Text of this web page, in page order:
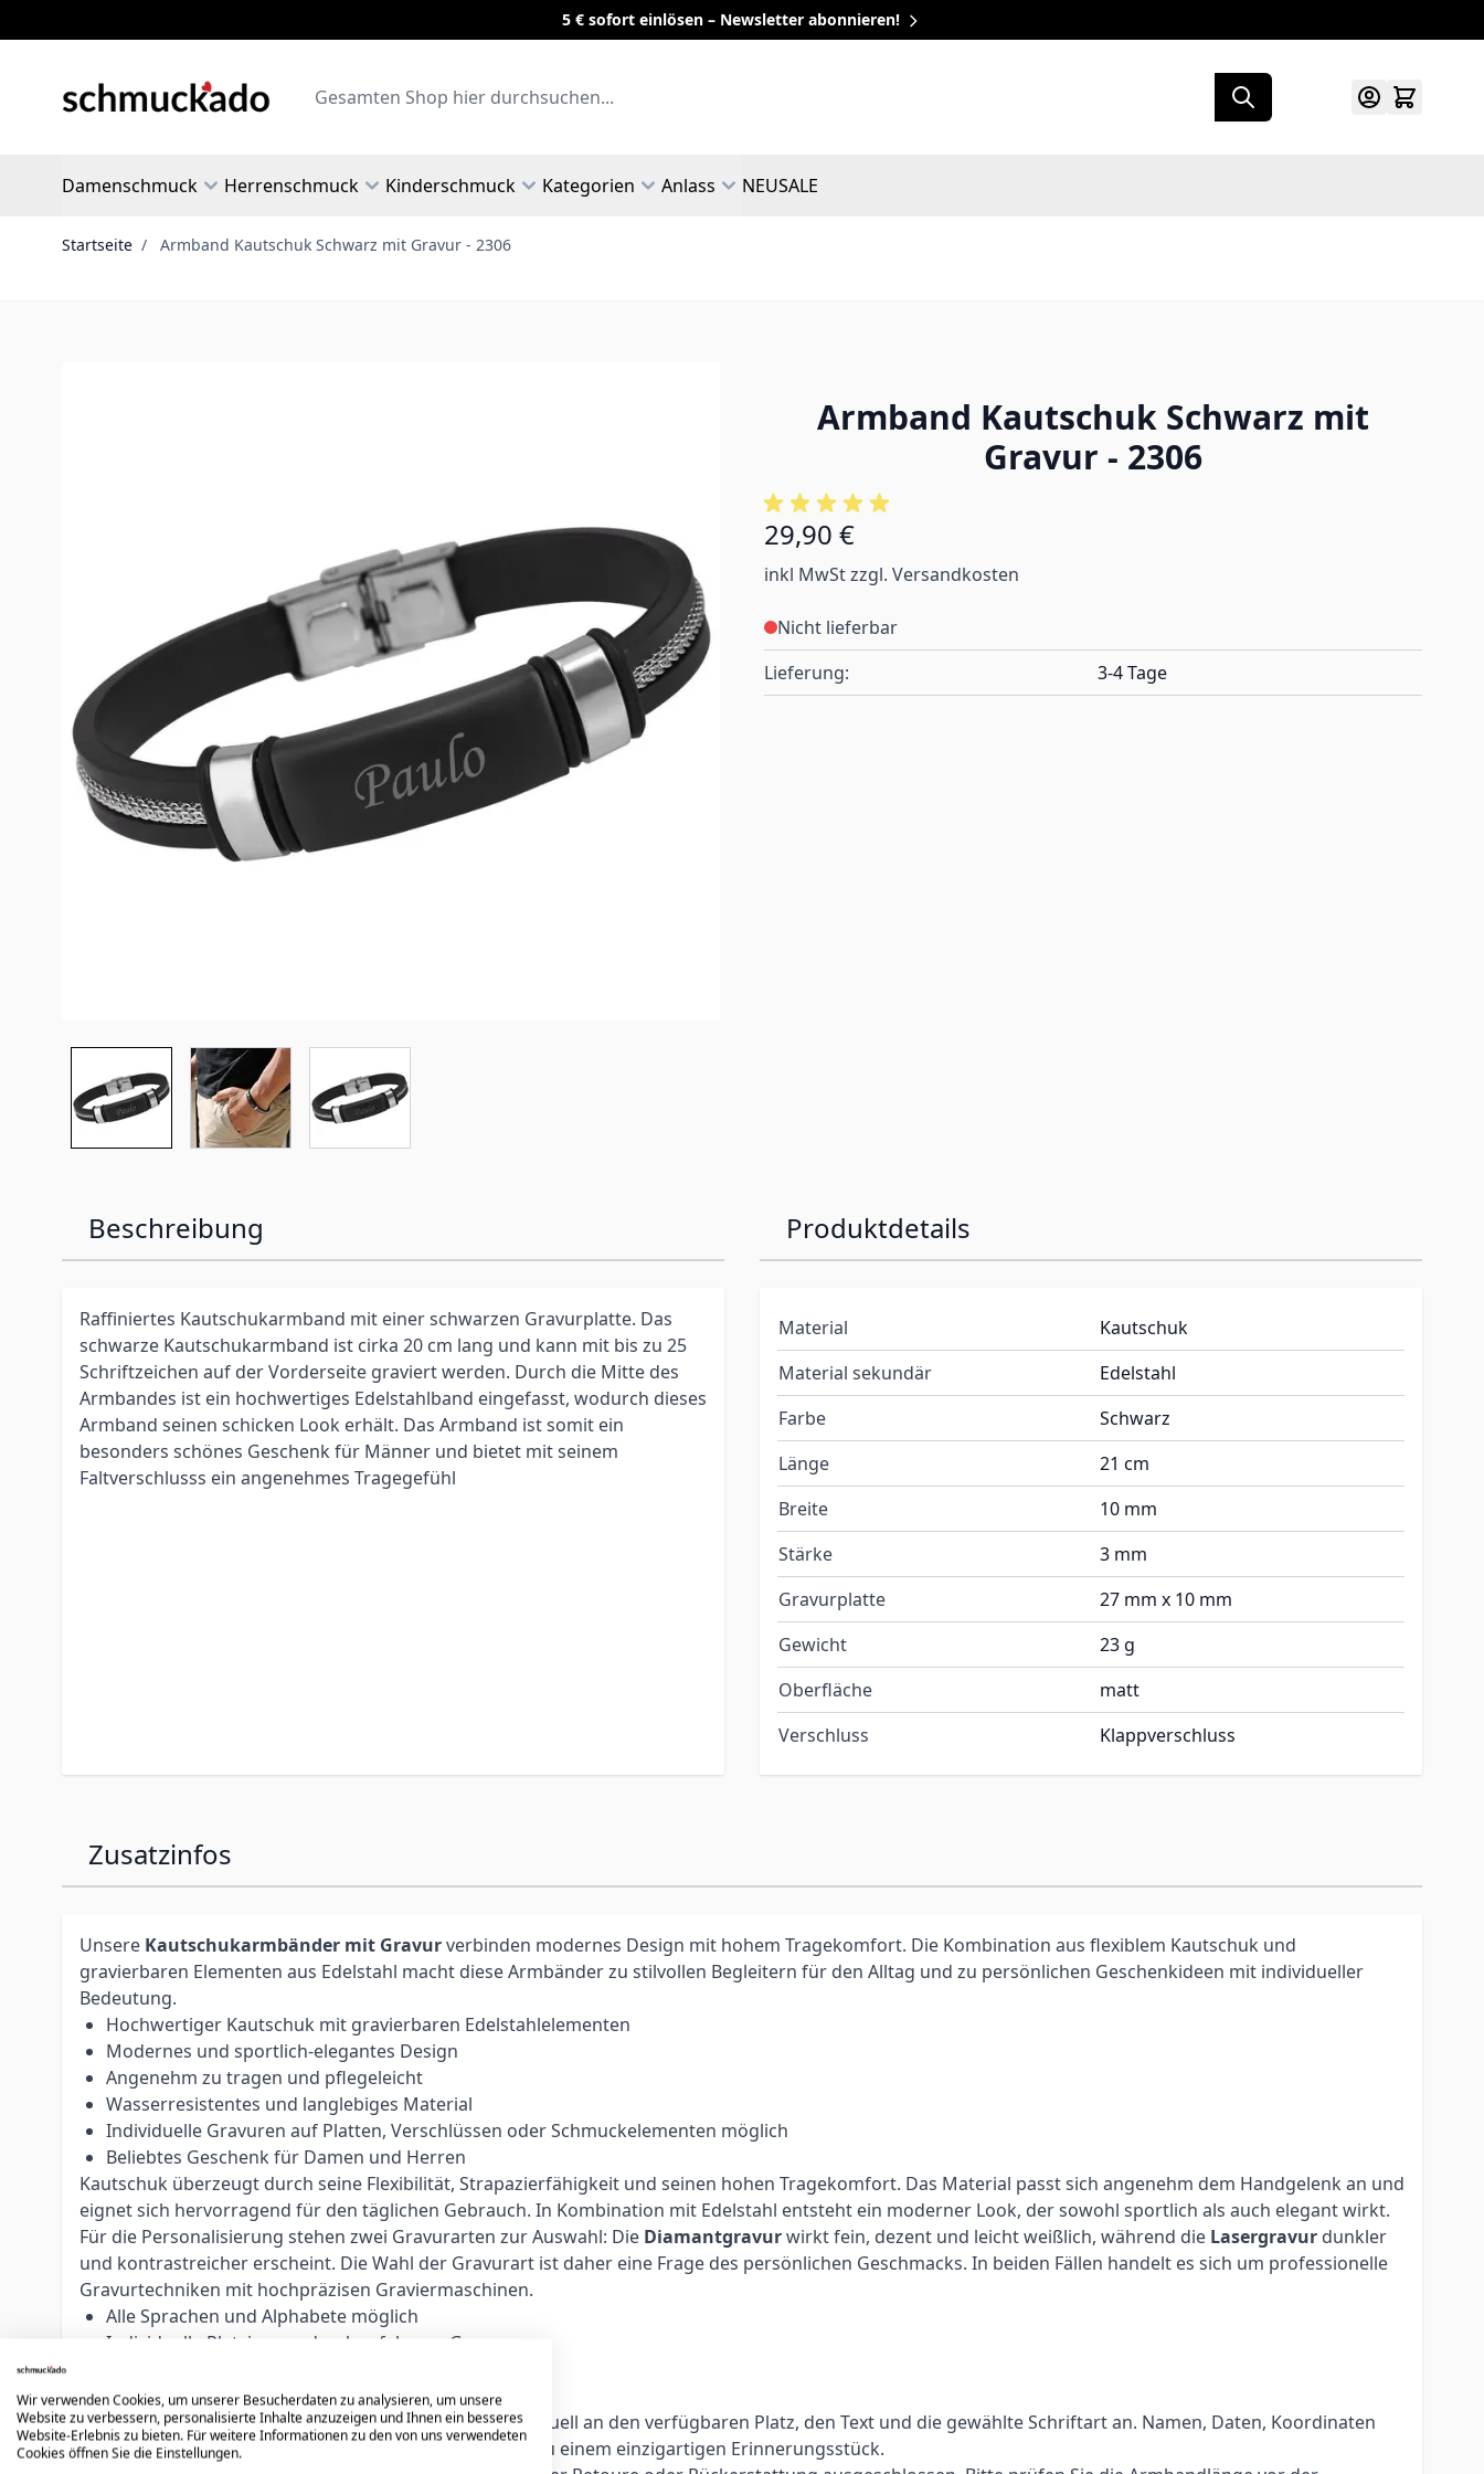
5 € sofort einlösen – Newsletter abonnieren!
Search
Damenschmuck Herrenschmuck Kinderschmuck Kategorien Anlass NEUSALE
Startseite / Armband Kautschuk Schwarz mit Gravur - 2306
Armband Kautschuk Schwarz mit
Gravur - 2306
29,90 €
inkl MwSt zzgl. Versandkosten
Nicht lieferbar
Lieferung:
3-4 Tage
Beschreibung
Raffiniertes Kautschukarmband mit einer schwarzen Gravurplatte. Das
schwarze Kautschukarmband ist cirka 20 cm lang und kann mit bis zu 25
Schriftzeichen auf der Vorderseite graviert werden. Durch die Mitte des
Armbandes ist ein hochwertiges Edelstahlband eingefasst, wodurch dieses
Armband seinen schicken Look erhält. Das Armband ist somit ein
besonders schönes Geschenk für Männer und bietet mit seinem
Faltverschlusss ein angenehmes Tragegefühl
Produktdetails
Material
Kautschuk
Material sekundär
Edelstahl
Farbe
Schwarz
Länge
21 cm
Breite
10 mm
Stärke
3 mm
Gravurplatte
27 mm x 10 mm
Gewicht
23 g
Oberfläche
matt
Verschluss
Klappverschluss
Zusatzinfos
Unsere Kautschukarmbänder mit Gravurverbinden modernes Design mit hohem Tragekomfort. Die Kombination aus flexiblem Kautschuk und
gravierbaren Elementen aus Edelstahl macht diese Armbänder zu stilvollen Begleitern für den Alltag und zu persönlichen Geschenkideen mit individueller
Bedeutung.
Hochwertiger Kautschuk mit gravierbaren Edelstahlelementen
Modernes und sportlich-elegantes Design
Angenehm zu tragen und pflegeleicht
Wasserresistentes und langlebiges Material
Individuelle Gravuren auf Platten, Verschlüssen oder Schmuckelementen möglich
Beliebtes Geschenk für Damen und Herren
Kautschuk überzeugt durch seine Flexibilität, Strapazierfähigkeit und seinen hohen Tragekomfort. Das Material passt sich angenehm dem Handgelenk an und
eignet sich hervorragend für den täglichen Gebrauch. In Kombination mit Edelstahl entsteht ein moderner Look, der sowohl sportlich als auch elegant wirkt.
Für die Personalisierung stehen zwei Gravurarten zur Auswahl: Die Diamantgravurwirkt fein, dezent und leicht weißlich, während die Lasergravur dunkler
und kontrastreicher erscheint. Die Wahl der Gravurart ist daher eine Frage des persönlichen Geschmacks. In beiden Fällen handelt es sich um professionelle
Gravurtechniken mit hochpräzisen Graviermaschinen.
Alle Sprachen und Alphabete möglich
Individuelle Platzierung durch erfahrene Graveure
Logos, Symbole und individuelle Gravuren möglich
Unsere erfahrenen Graveure passen jede Gravur individuell an den verfügbaren Platz, den Text und die gewählte Schriftart an. Namen, Daten, Koordinaten
oder persönliche Botschaften machen jedes Armband zu einem einzigartigen Erinnerungsstück.
Wir verwenden Cookies, um unserer Besucherdaten zu analysieren, um unsere
Website zu verbessern, personalisierte Inhalte anzuzeigen und Ihnen ein besseres
Website-Erlebnis zu bieten. Für weitere Informationen zu den von uns verwendeten
Cookies öffnen Sie die Einstellungen.